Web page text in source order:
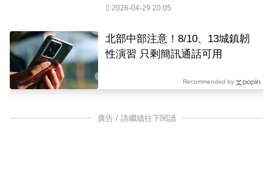
2026-04-29 20:05
北部中部注意！8/10、13城鎮韌
性演習 只剩簡訊通話可用
Recommended by
廣告 / 請繼續往下閱讀